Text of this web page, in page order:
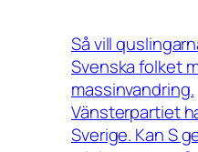
Så vill
Svenska folket
massinvandring.
Vänsterpartiet
Sverige. Kan S